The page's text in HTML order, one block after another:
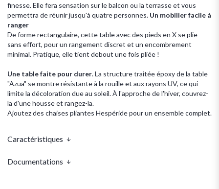
finesse. Elle fera sensation sur le balcon ou la terrasse et vous
permettra de réunir jusqu'à quatre personnes. Un mobilier facile à
ranger
De forme rectangulaire, cette table avec des pieds en X se plie
sans effort, pour un rangement discret et un encombrement
minimal. Pratique, elle tient debout une fois pliée !
Une table faite pour durer. La structure traitée époxy de la table
"Azua" se montre résistante à la rouille et aux rayons UV, ce qui
limite la décoloration due au soleil. À l'approche de l'hiver, couvrez-
la d'une housse et rangez-la.
Ajoutez des chaises pliantes Hespéride pour un ensemble complet.
Caractéristiques
Documentations